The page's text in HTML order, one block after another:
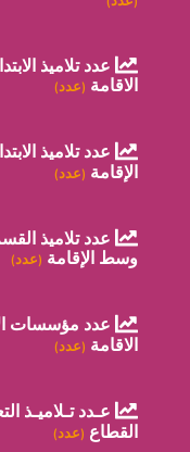
عدد تلاميذ
الاقامة (عدد)
عدد تلاميذ
الإقامة (عدد)
عدد تلاميذ
وسط الإقامة (عدد)
عدد مؤسسات
الاقامة (عدد)
عـدد تـلاميـذ
القطاع (عدد)